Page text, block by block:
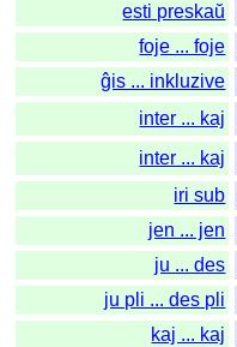
esti preskaŭ
foje ... foje
ĝis ... inkluzive
inter ... kaj
inter ... kaj
iri sub
jen ... jen
ju ... des
ju pli ... des pli
kaj ... kaj